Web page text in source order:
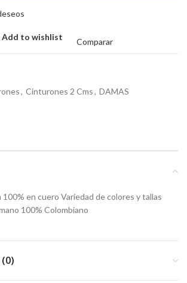
Add to wishlist
Comparar
, Cinturones 2 Cms, DAMAS
en cuero Variedad de colores y tallas
100% Colombiano
(0)